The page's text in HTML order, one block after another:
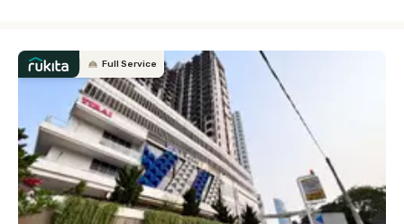
Full Service